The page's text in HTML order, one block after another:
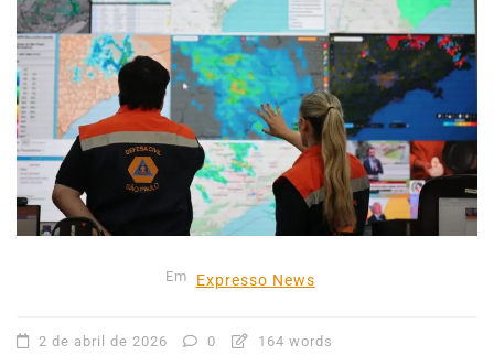
Em Expresso News
2 de abril de 2026 0 164 words